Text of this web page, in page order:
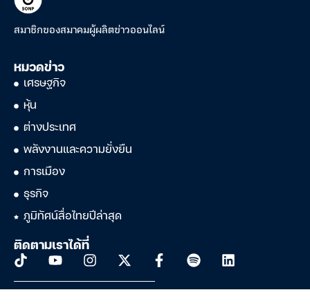
สมาชิกของสมาคมผู้ผลิตข่าวออนไลน์
หมวดข่าว
เศรษฐกิจ
หุ้น
ต่างประเทศ
พลังงานและความยั่งยืน
การเมือง
ธุรกิจ
ภูมิทัศน์สื่อไทยปีล่าสุด
ติดตามเราได้ที่